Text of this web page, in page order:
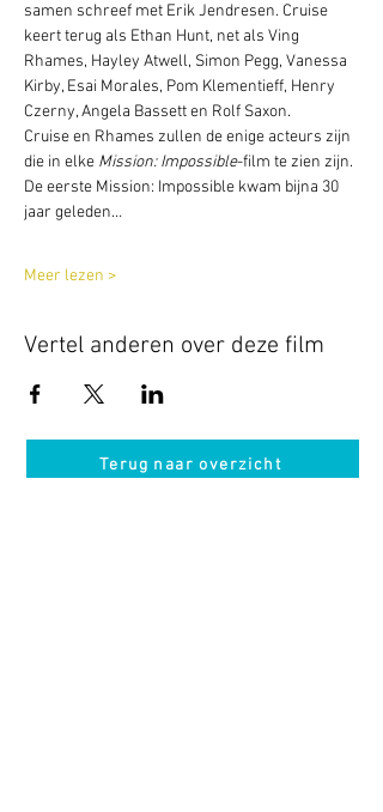
samen schreef met Erik Jendresen. Cruise
keert terug als Ethan Hunt, net als Ving
Rhames, Hayley Atwell, Simon Pegg, Vanessa
Kirby, Esai Morales, Pom Klementieff, Henry
Czerny, Angela Bassett en Rolf Saxon.
Cruise en Rhames zullen de enige acteurs zijn
die in elke Mission: Impossible-film te zien zijn.
De eerste Mission: Impossible kwam bijna 30
jaar geleden…
Meer lezen >
Vertel anderen over deze film
Terug naar overzicht